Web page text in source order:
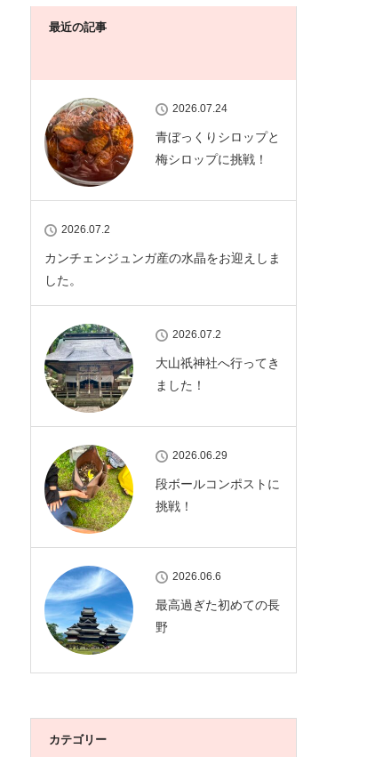
最近の記事
2026.07.24
青ぼっくりシロップと
梅シロップに挑戦！
2026.07.2
カンチェンジュンガ産の水晶をお迎えしま
した。
2026.07.2
大山祇神社へ行ってき
ました！
2026.06.29
段ボールコンポストに
挑戦！
2026.06.6
最高過ぎた初めての長
野
カテゴリー